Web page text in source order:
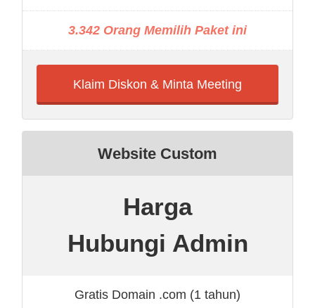
3.342 Orang Memilih Paket ini
Klaim Diskon & Minta Meeting
Website Custom
Harga
Hubungi Admin
Gratis Domain .com (1 tahun)